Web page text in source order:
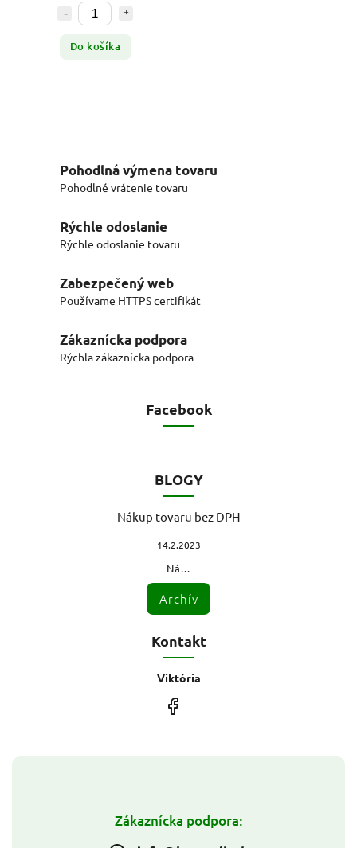
Do košíka
Pohodlná výmena tovaru
Pohodlné vrátenie tovaru
Rýchle odoslanie
Rýchle odoslanie tovaru
Zabezpečený web
Používame HTTPS certifikát
Zákaznícka podpora
Rýchla zákaznícka podpora
Zákaznícka podpora:
Facebook
BLOGY
Nákup tovaru bez DPH
14.2.2023
Ná...
Archív
Kontakt
Viktória